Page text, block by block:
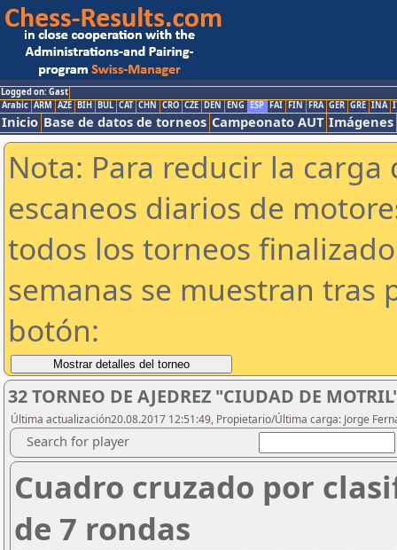
Logged on: Gast
Arabic ARM AZE BIH BUL CAT CHN CRO CZE DEN ENG ESP FAI FIN FRA GER GRE INA
Inicio Base de datos de torneos Campeonato AUT Imágenes
Nota: Para reducir la
escaneos diarios de
todos los torneos
semanas se muestran tras
botón:
32 TORNEO DE AJEDREZ "CIUDAD DE
Última actualización20.08.2017 12:51:49, Propietario/Última carga: Jorge
Search for player
Cuadro cruzado por
de 7 rondas